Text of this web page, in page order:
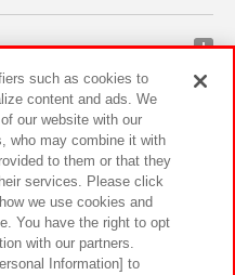
ィ サイトポリシー
クセシビリティ方針と検証結果
such as cookies to
content and ads. We
our website with our
who may combine it with
to them or that they
services. Please click
we use cookies and
You have the right to opt
with our partners.
Information] to